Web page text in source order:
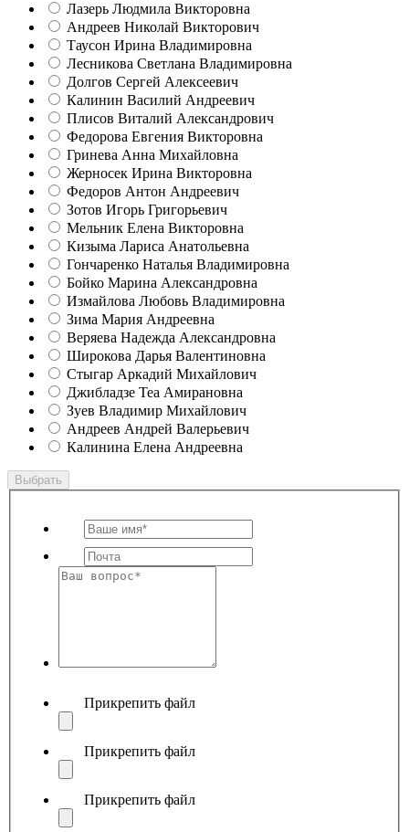
Лазерь Людмила Викторовна
Андреев Николай Викторович
Таусон Ирина Владимировна
Лесникова Светлана Владимировна
Долгов Сергей Алексеевич
Калинин Василий Андреевич
Плисов Виталий Александрович
Федорова Евгения Викторовна
Гринева Анна Михайловна
Жерносек Ирина Викторовна
Федоров Антон Андреевич
Зотов Игорь Григорьевич
Мельник Елена Викторовна
Кизыма Лариса Анатольевна
Гончаренко Наталья Владимировна
Бойко Марина Александровна
Измайлова Любовь Владимировна
Зима Мария Андреевна
Веряева Надежда Александровна
Широкова Дарья Валентиновна
Стыгар Аркадий Михайлович
Джибладзе Теа Амирановна
Зуев Владимир Михайлович
Андреев Андрей Валерьевич
Калинина Елена Андреевна
Выбрать
Прикрепить файл
Прикрепить файл
Прикрепить файл